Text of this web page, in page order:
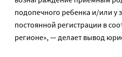
подопечного ребенка и/или
постоянной регистрации в
регионе», — делает вывод